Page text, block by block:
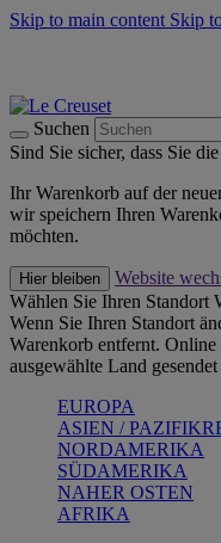
Skip to main content Skip
Suchen
Sind Sie sicher, dass Sie
Ihr Warenkorb auf der
wir speichern Ihren
möchten.
Hier bleiben
Website
Wählen Sie Ihren Standort
Wenn Sie Ihren Standort
Warenkorb entfernt.
ausgewählte Land
EUROPA
ASIEN /
NORDAMERIKA
SÜDAMERIKA
NAHER OSTEN
AFRIKA